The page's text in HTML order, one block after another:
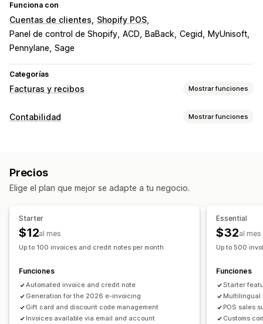
Funciona con
Cuentas de clientes
Shopify POS
Panel de control de Shopify ACD BaBack Cegid
MyUnisoft
Pennylane Sage
Categorías
Facturas y recibos Mostrar funciones
Tipos de documentos
Color y fuente
Números de factura
Correo electrónico del remitente
Gestión de archivos
Nombres de archivo
Automatización de correos electrónicos
Generación de PDF
Informes
Seguridad de los datos Numeración secuencial
Contabilidad Mostrar funciones
Informes personalizados
Sincronización de datos automatizada
Resumen de ventas diarias Detalles del pedido
Precios
Elige el plan que mejor se adapte a tu negocio.
Starter
$12al mes
Up to 100 invoices and credit notes per month
Funciones
Automated invoice and credit note
Generation for the 2026 e-invoicing
Gift card and discount code management
Invoices available via email and account
Essential
$32al mes
Up to 500
Funciones
Starter
Multilingual
POS sales
Customs